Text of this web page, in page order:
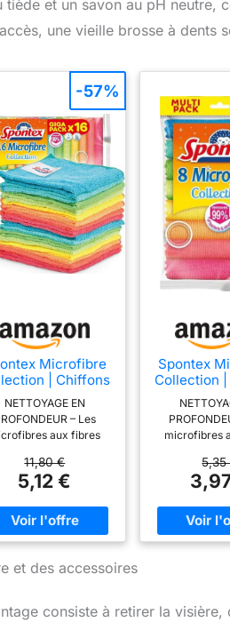
tiède et un savon au pH
une vieille brosse à dents
Microfibre
| Chiffons
Nettoyage Multi-
Lavables à
°C, Cuisine et
de Bain | 30 x
30 cm, Lot de 16
NETTOYAGE EN
– Les
aux fibres
les saletés et
bactéries dans les
nettes dans la
la salle de bain ou
EFFICACITÉ SANS
– Nettoie
une solution
11,80 €
5,12 €
-57%
Spontex
Collection
de
Usages,
40 °C,
Salle de
30 cm,
microfibres
poussière,
les
surfaces
cuisine, la
le salon
les graisses,
5,35
et des accessoires
consiste à retirer la